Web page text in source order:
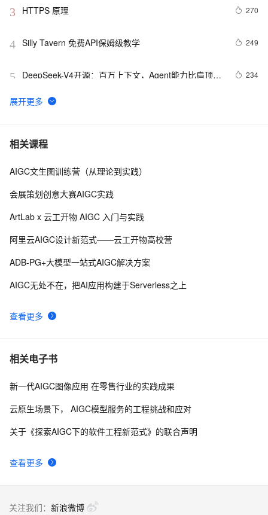
3 HTTPS 原理 270
4 Silly Tavern 免费API保姆级教学 249
5
DeepSeek-V4开源：百万上下文，Agent能力比肩顶级
234
6 阿里云产品七月刊来啦
7 Dropout的深入理解（基础介绍、模型描述、原理深
8 2026 上半年智能体AI Agent趋势报告 GitHub、PH、
开源基于 MNN-LLM 框架开发的手机 AI 助手应用
10HumanOmni：首个专注人类中心场景的多模态大模
相关课程
查看更多
AIGC文生图训练营（从理论到实践）
会展策划创意大赛AIGC实践
ArtLab x 云工开物 AIGC 入门与实践
阿里云AIGC设计新范式——云工开物高校营
ADB-PG+大模型一站式AIGC解决方案
AIGC无处不在，把AI应用构建于Serverless之上
相关电子书
查看更多
新一代AIGC图像应用 在零售行业的实践成果
云原生场景下， AIGC模型服务的工程挑战和应对
关于《探索AIGC下的软件工程新范式》的联合声明
关注我们： 新浪微博